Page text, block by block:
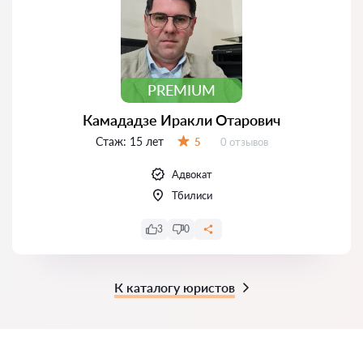
PREMIUM
Камададзе Иракли Отарович
Стаж: 15 лет 5 Отзывов:
0 отзывов
Адвокат
Тбилиси
3 0
К каталогу юристов